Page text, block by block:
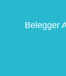
Belegger